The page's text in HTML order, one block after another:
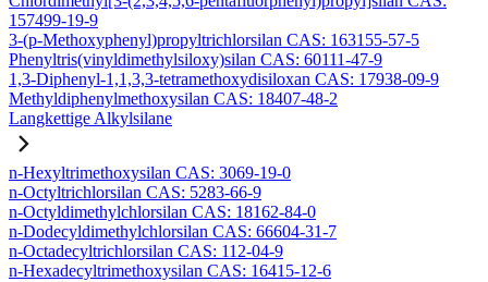
157499-19-9
3-(p-Methoxyphenyl)propyltrichlorsilan CAS: 163155-57-5
Phenyltris(vinyldimethylsiloxy)silan CAS: 60111-47-9
1,3-Diphenyl-1,1,3,3-tetramethoxydisiloxan CAS: 17938-09-9
Methyldiphenylmethoxysilan CAS: 18407-48-2
Langkettige Alkylsilane
n-Hexyltrimethoxysilan CAS: 3069-19-0
n-Octyltrichlorsilan CAS: 5283-66-9
n-Octyldimethylchlorsilan CAS: 18162-84-0
n-Dodecyldimethylchlorsilan CAS: 66604-31-7
n-Octadecyltrichlorsilan CAS: 112-04-9
n-Hexadecyltrimethoxysilan CAS: 16415-12-6